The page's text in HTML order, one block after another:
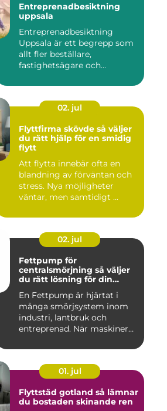
Entreprenadbesiktning
uppsala
Entreprenadbesiktning
Uppsala är ett begrepp som
allt fler beställare,
fastighetsägare och
02. jul
Flyttfirma skövde så väljer
du rätt hjälp för en smidig
flytt
Att flytta innebär ofta en
blandning av förväntan och
stress. Nya möjligheter
väntar, men samtidigt ...
02. jul
Fettpump för
centralsmörjning så väljer
du rätt lösning för din
En Fettpump är hjärtat i
många smörjsystem inom
industri, lantbruk och
entreprenad. När maskiner
01. jul
Flyttstäd gotland så lämnar
du bostaden skinande ren